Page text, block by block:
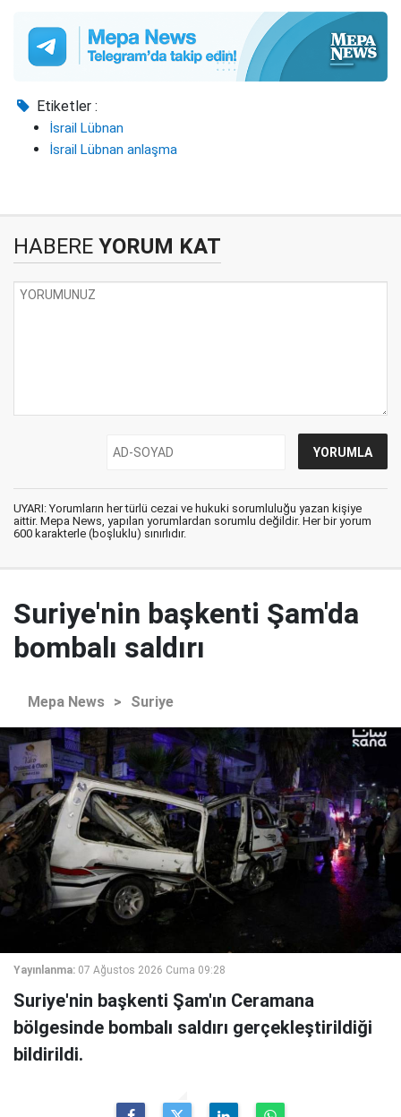
Etiketler :
İsrail Lübnan
İsrail Lübnan anlaşma
HABERE YORUM KAT
UYARI: Yorumların her türlü cezai ve hukuki sorumluluğu yazan kişiye
aittir. Mepa News, yapılan yorumlardan sorumlu değildir. Her bir yorum
600 karakterle (boşluklu) sınırlıdır.
Suriye'nin başkenti Şam'da
bombalı saldırı
Mepa News > Suriye
Yayınlanma: 07 Ağustos 2026 Cuma 09:28
Suriye'nin başkenti Şam'ın Ceramana
bölgesinde bombalı saldırı gerçekleştirildiği
bildirildi.